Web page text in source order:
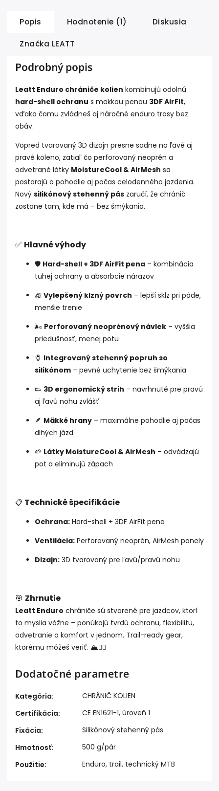
Popis Hodnotenie (1) Diskusia
Značka LEATT
Podrobný popis
Leatt Enduro chrániče kolien kombinujú odolnú
hard-shell ochranu s mäkkou penou 3DF AirFit,
vďaka čomu zvládneš aj náročné enduro trasy bez
obáv.
Vopred tvarovaný 3D dizajn presne sadne na ľavé aj
pravé koleno, zatiaľ čo perforovaný neoprén a
odvetrané látky MoistureCool & AirMesh sa
postarajú o pohodlie aj počas celodenného jazdenia.
Nový silikónový stehenný pás zaručí, že chránič
zostane tam, kde má – bez šmýkania.
✅ Hlavné výhody
🛡️ Hard-shell + 3DF AirFit pena – kombinácia
tuhej ochrany a absorbcie nárazov
🧊 Vylepšený klzný povrch – lepší sklz pri páde,
menšie trenie
🌬️ Perforovaný neoprénový návlek – vyššia
priedušnosť, menej potu
🧷 Integrovaný stehenný popruh so
silikónom – pevné uchytenie bez šmýkania
👟 3D ergonomický strih – navrhnuté pre pravú
aj ľavú nohu zvlášť
🪶 Mäkké hrany – maximálne pohodlie aj počas
dlhých jázd
🌱 Látky MoistureCool & AirMesh – odvádzajú
pot a eliminujú zápach
📋 Technické špecifikácie
Ochrana: Hard-shell + 3DF AirFit pena
Ventilácia: Perforovaný neoprén, AirMesh panely
Dizajn: 3D tvarovaný pre ľavú/pravú nohu
🎯 Zhrnutie
Leatt Enduro chrániče sú stvorené pre jazdcov, ktorí
to myslia vážne – ponúkajú tvrdú ochranu, flexibilitu,
odvetranie a komfort v jednom. Trail-ready gear,
ktorému môžeš veriť. 🏔️🚴‍♂️
Dodatočné parametre
Kategória:
CHRÁNIČ KOLIEN
Certifikácia:
CE EN1621-1, úroveň 1
Fixácia:
Silikónový stehenný pás
Hmotnosť:
500 g/pár
Použitie: Enduro, trail, technický MTB